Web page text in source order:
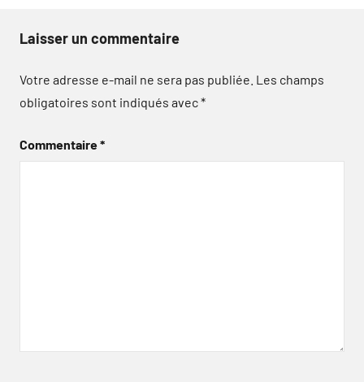
Laisser un commentaire
Votre adresse e-mail ne sera pas publiée. Les champs
obligatoires sont indiqués avec*
Commentaire*